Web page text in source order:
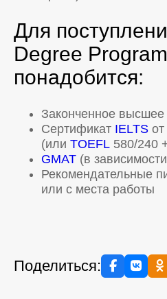
Для
Degree
понадобится:
Законченное высшее
Сертификат IELTS
(или TOEFL 580/240
GMAT (в
Рекомендательные
или с места работы
Поделиться: